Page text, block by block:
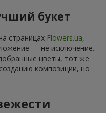
букет
страницах Flowers.ua, —
— не исключение.
цветы, тот же
композиции, но